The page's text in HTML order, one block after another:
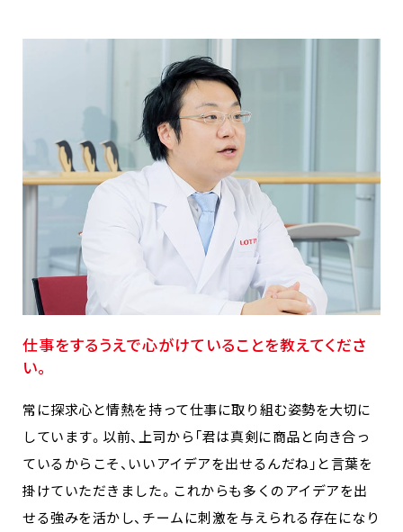
仕事をするうえで心がけていることを教えてくださ
い。
常に探求心と情熱を持って仕事に取り組む姿勢を大切に
しています。以前、上司から「君は真剣に商品と向き合っ
ているからこそ、いいアイデアを出せるんだね」と言葉を
掛けていただきました。これからも多くのアイデアを出
せる強みを活かし、チームに刺激を与えられる存在になり